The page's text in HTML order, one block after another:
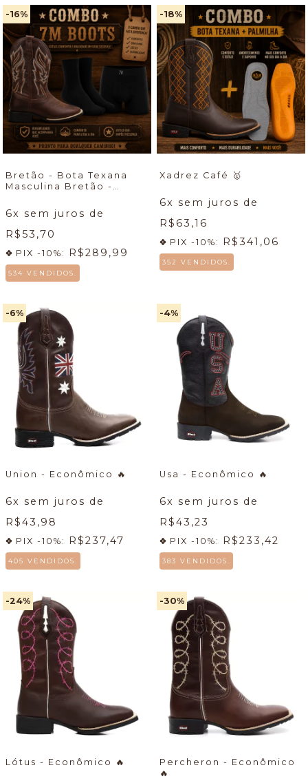
-16%
Bretão - Bota Texana
Masculina Bretão -
Cueca
6x sem juros de
R$53,70
PIX -10%: R$289,99
534 VENDIDOS.
-18%
Xadrez Café 🥇
6x sem juros de
R$63,16
PIX -10%: R$341,06
352 VENDIDOS.
-6%
Union - Econômico 🔥
6x sem juros de
R$43,98
PIX -10%: R$237,47
405 VENDIDOS.
-4%
Usa - Econômico 🔥
6x sem juros de
R$43,23
PIX -10%: R$233,42
383 VENDIDOS.
-24%
Lótus - Econômico 🔥
-30%
Percheron - Econômico
🔥